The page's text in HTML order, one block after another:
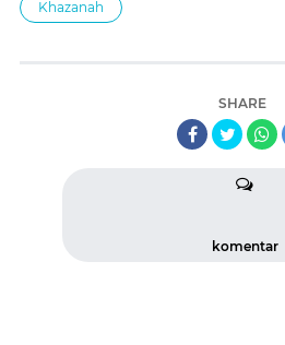
Khazanah
SHARE
komentar